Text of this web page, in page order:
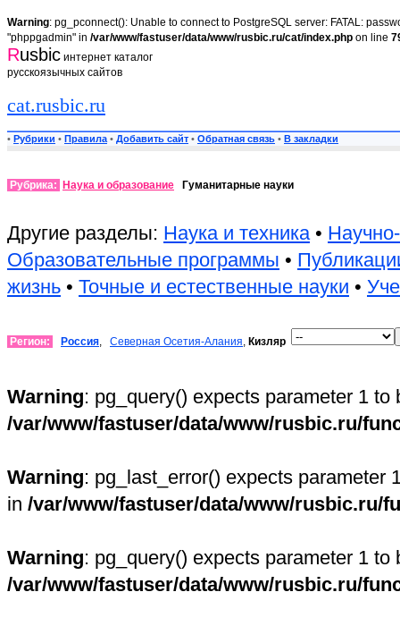
Warning: pg_pconnect(): Unable to connect to PostgreSQL server: FATAL:
"phppgadmin" in /var/www/fastuser/data/www/rusbic.ru/cat/index.php on line
Rusbic интернет каталог
русскоязычных сайтов
cat.rusbic.ru
• Рубрики • Правила • Добавить сайт • Обратная связь • В закладки
Рубрика: Наука и образование Гуманитарные науки
Другие разделы: Наука и техника•
Образовательные программы •
жизнь • Точные и естественные науки •
Регион: Россия, Северная Осетия-Алания, Кизляр
Warning: pg_query() expects parameter 1
/var/www/fastuser/data/www/rusbic.ru/
Warning: pg_last_error() expects parameter
in /var/www/fastuser/data/www/rusbic.ru/
Warning: pg_query() expects parameter 1
/var/www/fastuser/data/www/rusbic.ru/